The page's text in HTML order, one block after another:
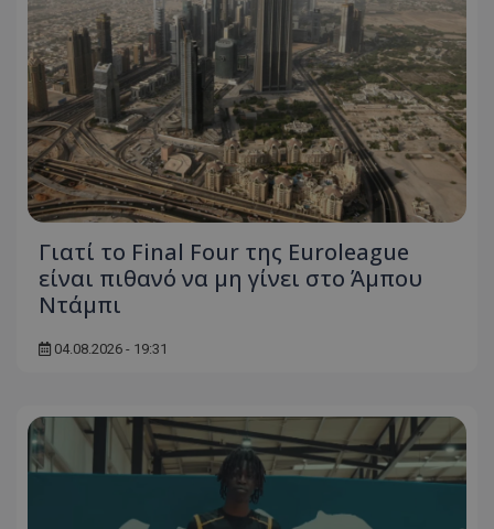
Γιατί το Final Four της Euroleague
είναι πιθανό να μη γίνει στο Άμπου
Ντάμπι
04.08.2026 - 19:31